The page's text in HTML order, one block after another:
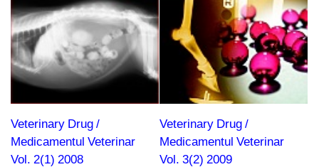
Veterinary Drug /
Medicamentul Veterinar
Vol. 2(1) 2008
Veterinary Drug /
Medicamentul Veterinar
Vol. 3(2) 2009